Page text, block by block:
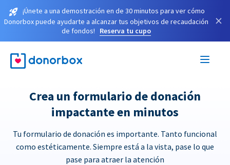
¡Únete a una demostración en de 30 minutos para ver cómo
Donorbox puede ayudarte a alcanzar tus objetivos de recaudación
de fondos!
Reserva tu cupo
×
Crea un formulario de donación
impactante en minutos
Tu formulario de donación es importante. Tanto funcional
como estéticamente. Siempre está a la vista, pase lo que
pase para atraer la atención